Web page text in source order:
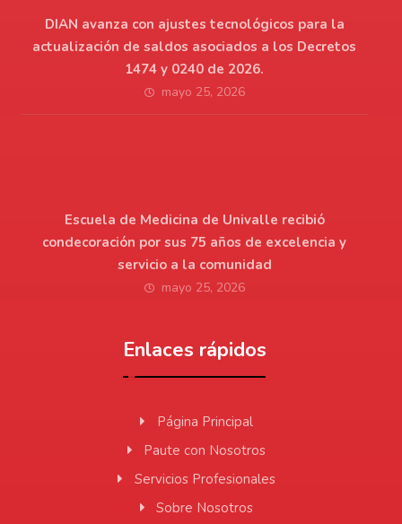
DIAN avanza con ajustes tecnológicos para la
actualización de saldos asociados a los Decretos
1474 y 0240 de 2026.
mayo 25, 2026
Escuela de Medicina de Univalle recibió
condecoración por sus 75 años de excelencia y
servicio a la comunidad
mayo 25, 2026
Enlaces rápidos
Página Principal
Paute con Nosotros
Servicios Profesionales
Sobre Nosotros